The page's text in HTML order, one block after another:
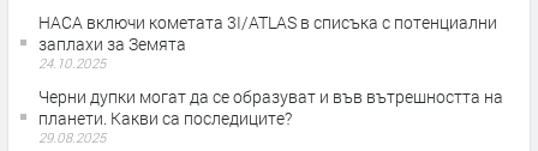
НАСА включи кометата 3I/ATLAS в списъка с потенциални
заплахи за Земята
24.10.2025
Черни дупки могат да се образуват и във вътрешността на
планети. Какви са последиците?
29.08.2025